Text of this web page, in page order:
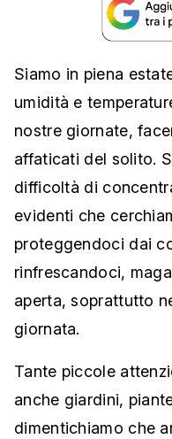
Siamo in piena
umidità e
nostre giornate,
affaticati del solito.
difficoltà di
evidenti che
proteggendoci dai
rinfrescandoci,
aperta, soprattutto
giornata.
Tante piccole
anche giardini,
dimentichiamo che